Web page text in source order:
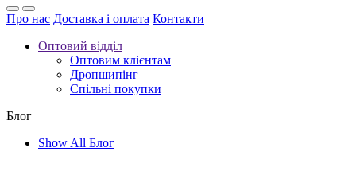
Про нас Доставка і оплата Контакти
Оптовий відділ
Оптовим клієнтам
Дропшипінг
Спільні покупки
Блог
Show All Блог